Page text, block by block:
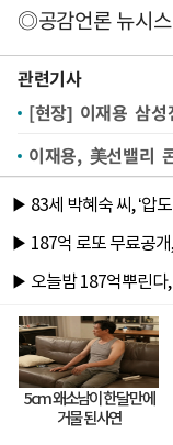
◎공감언론 뉴시스
관련기사